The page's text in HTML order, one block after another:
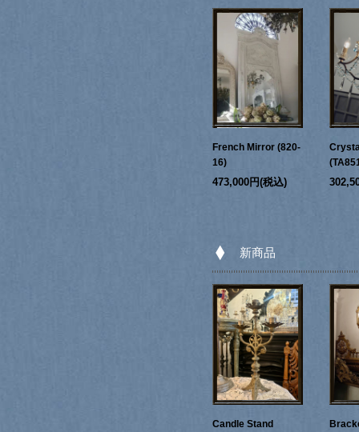
French Mirror (820-
16)
473,000円(税込)
新商品
Candle Stand